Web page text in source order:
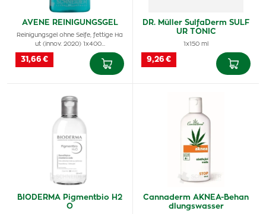
AVENE REINIGUNGSGEL
Reinigungsgel ohne Seife, fettige Ha
ut (innov. 2020) 1x400…
31,66 €
DR. Müller SulfaDerm SULF
UR TONIC
1x150 ml
9,26 €
BIODERMA Pigmentbio H2
O
Cannaderm AKNEA-Behan
dlungswasser